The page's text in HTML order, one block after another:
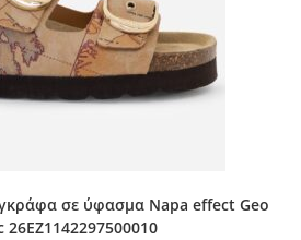
σε ύφασμα Napa effect Geo
26EZ1142297500010